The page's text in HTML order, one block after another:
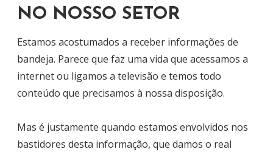
NO NOSSO SETOR
Estamos acostumados a receber informações de
bandeja. Parece que faz uma vida que acessamos a
internet ou ligamos a televisão e temos todo
conteúdo que precisamos à nossa disposição.
Mas é justamente quando estamos envolvidos nos
bastidores desta informação, que damos o real